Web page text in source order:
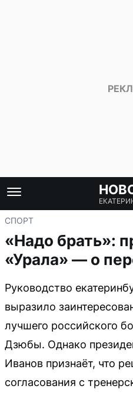
СПОРТ
«Надо брать»:
«Урала» — о
Руководство
выразило
лучшего российского
Дзюбы. Однако
Иванов признаёт, что
согласования с